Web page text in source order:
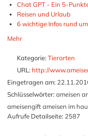
Chat GPT - Ein 5-
Reisen und Urlaub
6 wichtige Infos rund
Mehr
Kategorie: Tierarten
URL: http://
Eingetragen am:
Schlüsselwörter: ameisen
ameisengift ameisen im
Aufrufe Detailseite: 2587